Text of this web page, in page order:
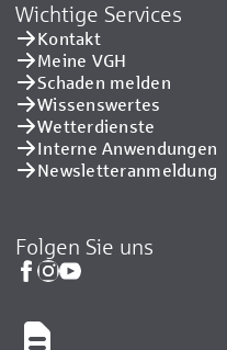
Wichtige Services
Kontakt
Meine VGH
Schaden melden
Wissenswertes
Wetterdienste
Interne Anwendungen
Newsletteranmeldung
Folgen Sie uns